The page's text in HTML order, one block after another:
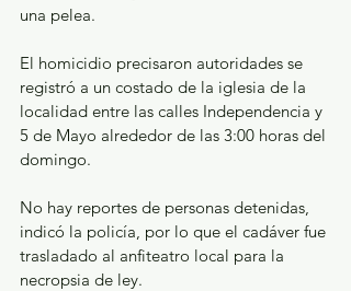
una pelea.
El homicidio precisaron autoridades se
registró a un costado de la iglesia de la
localidad entre las calles Independencia y
5 de Mayo alrededor de las 3:00 horas del
domingo.
No hay reportes de personas detenidas,
indicó la policía, por lo que el cadáver fue
trasladado al anfiteatro local para la
necropsia de ley.